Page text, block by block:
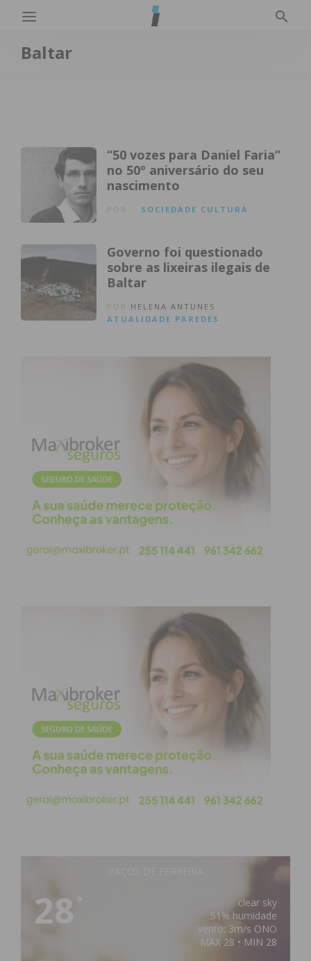
Baltar
“50 vozes para Daniel Faria”
no 50º aniversário do seu
nascimento
SOCIEDADE CULTURA
Governo foi questionado
sobre as lixeiras ilegais de
Baltar
HELENA ANTUNES
ATUALIDADE PAREDES
28
clear sky
51% humidade
vento: 3m/s ONO
MAX 28 • MIN 28